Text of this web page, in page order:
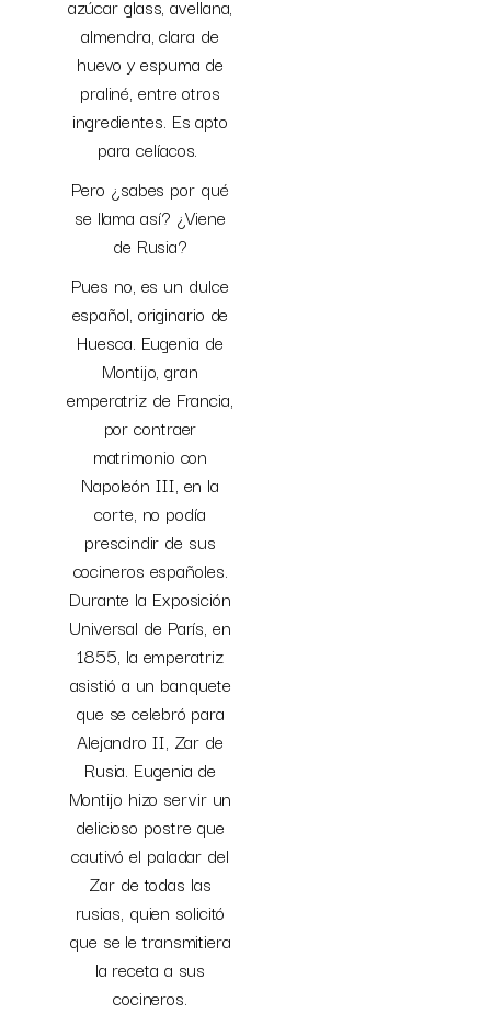
azúcar glass, avellana,
almendra, clara de
huevo y espuma de
praliné, entre otros
ingredientes. Es apto
para celíacos.
Pero ¿sabes por qué
se llama así? ¿Viene
de Rusia?
Pues no, es un dulce
español, originario de
Huesca. Eugenia de
Montijo, gran
emperatriz de Francia,
por contraer
matrimonio con
Napoleón III, en la
corte, no podía
prescindir de sus
cocineros españoles.
Durante la Exposición
Universal de París, en
1855, la emperatriz
asistió a un banquete
que se celebró para
Alejandro II, Zar de
Rusia. Eugenia de
Montijo hizo servir un
delicioso postre que
cautivó el paladar del
Zar de todas las
rusias, quien solicitó
que se le transmitiera
la receta a sus
cocineros.